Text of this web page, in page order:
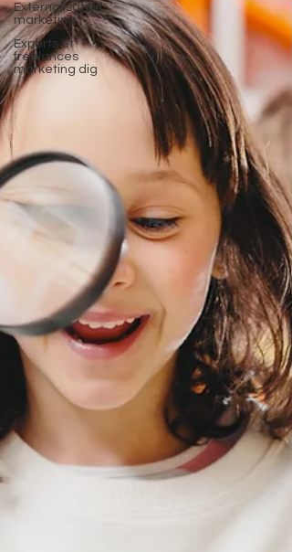
Externalisation
marketing
Experts et
freelances
marketing dig